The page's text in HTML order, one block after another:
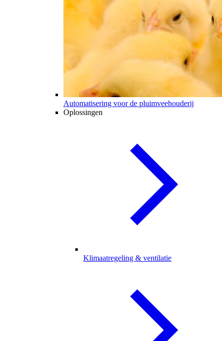
Automatisering voor de pluimveehouderij
Oplossingen
Klimaatregeling & ventilatie